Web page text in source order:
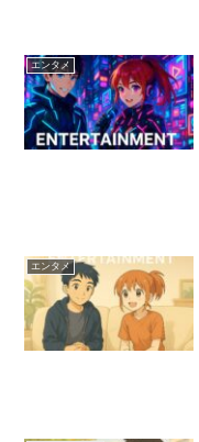
エンタメ
エンタメ